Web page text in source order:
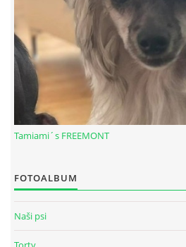
© 2026
Tamiami´s FREEMONT
FOTOALBUM
Naši psi